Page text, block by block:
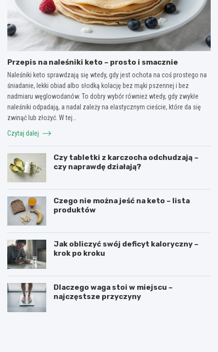
Przepis na naleśniki keto – prosto i smacznie
Naleśniki keto sprawdzają się wtedy, gdy jest ochota na coś prostego na
śniadanie, lekki obiad albo słodką kolację bez mąki pszennej i bez
nadmiaru węglowodanów. To dobry wybór również wtedy, gdy zwykłe
naleśniki odpadają, a nadal zależy na elastycznym cieście, które da się
zwinąć lub złożyć. W tej…
Czytaj dalej
Czy tabletki z karczocha odchudzają –
czy naprawdę działają?
Czego nie można jeść na keto – lista
produktów
Jak obliczyć swój deficyt kaloryczny –
krok po kroku
Dlaczego waga stoi w miejscu –
najczęstsze przyczyny
C
D